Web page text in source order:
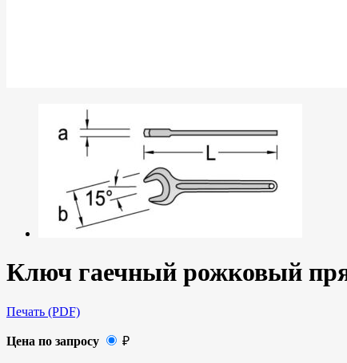
Ключ гаечный рожковый
Печать (PDF)
Цена по запросу ₽